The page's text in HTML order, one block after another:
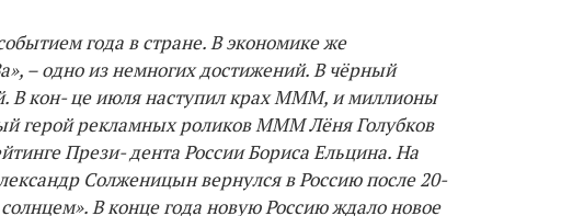
года в стране. В экономике же
– одно из немногих достижений. В чёрный
В кон- це июля наступил крах МММ, и миллионы
герой рекламных роликов МММ Лёня Голубков
Прези- дента России Бориса Ельцина. На
Солженицын вернулся в Россию после 20-
В конце года новую Россию ждало новое